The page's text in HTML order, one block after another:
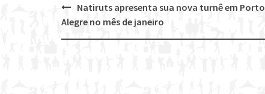
Post
navigation
Natiruts apresenta sua nova turnê em Porto
Alegre no mês de janeiro